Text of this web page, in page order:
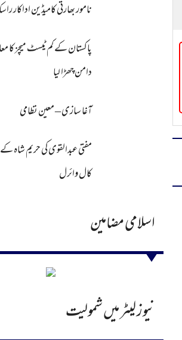
نامور بھارتی کامیڈین
پاکستان کے کم ٹیسٹ میچز کا
دامن چھڑا لیا
آغا سازی – معین نظامی
مفتی عبدالقوی کی حریم شاہ کے
کال وائرل
اسلامی مضامین
نیوز لیٹر میں شمولیت